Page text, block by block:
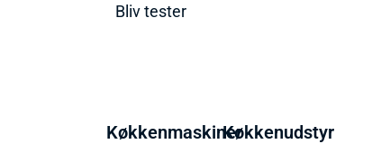
Bliv tester
KøkkenmaskinerKøkkenudstyr